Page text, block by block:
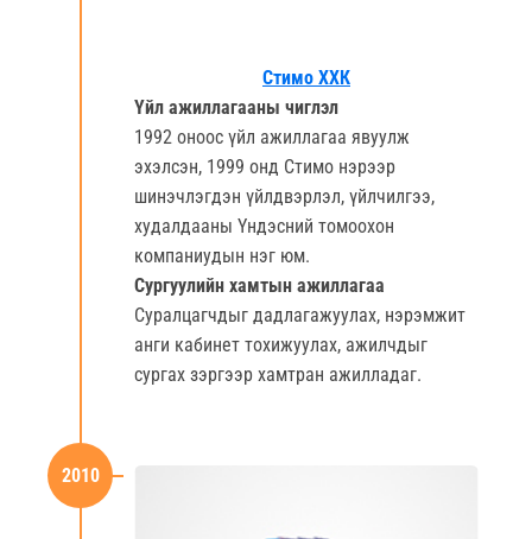
Стимо ХХК
Үйл ажиллагааны чиглэл
1992 оноос үйл ажиллагаа явуулж
эхэлсэн, 1999 онд Стимо нэрээр
шинэчлэгдэн үйлдвэрлэл, үйлчилгээ,
худалдааны Үндэсний томоохон
компаниудын нэг юм.
Сургуулийн хамтын ажиллагаа
Суралцагчдыг дадлагажуулах, нэрэмжит
анги кабинет тохижуулах, ажилчдыг
сургах зэргээр хамтран ажилладаг.
2010